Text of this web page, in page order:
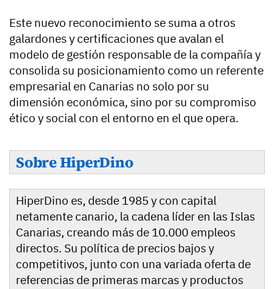
Este nuevo reconocimiento se suma a otros
galardones y certificaciones que avalan el
modelo de gestión responsable de la compañía y
consolida su posicionamiento como un referente
empresarial en Canarias no solo por su
dimensión económica, sino por su compromiso
ético y social con el entorno en el que opera.
Sobre HiperDino
HiperDino es, desde 1985 y con capital
netamente canario, la cadena líder en las Islas
Canarias, creando más de 10.000 empleos
directos. Su política de precios bajos y
competitivos, junto con una variada oferta de
referencias de primeras marcas y productos